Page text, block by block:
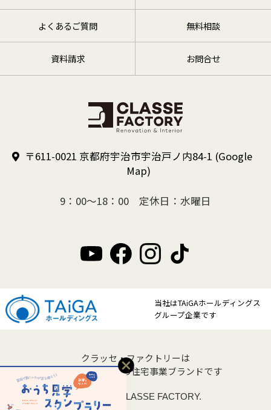
よくあるご質問 無料相談
資料請求 お問合せ
〒611-0021 京都府宇治市宇治戸ノ内84-1 (Google
Map)
9：00～18：00 定休日：水曜日
当社はTAiGAホールディングス
グループ企業です
クラッセ・ファクトリーは
クラッセ住宅販売の住宅事業ブランドです
Copyright © CLASSE FACTORY.